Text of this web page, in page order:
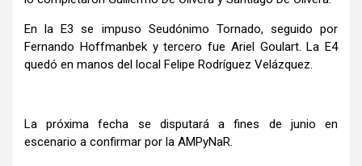
En la E3 se impuso Seudónimo Tornado, seguido por
Fernando Hoffmanbek y tercero fue Ariel Goulart. La E4
quedó en manos del local Felipe Rodríguez Velázquez.
La próxima fecha se disputará a fines de junio en
escenario a confirmar por la AMPyNaR.